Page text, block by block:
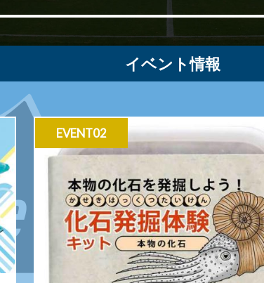
イベント情報
EVENT02